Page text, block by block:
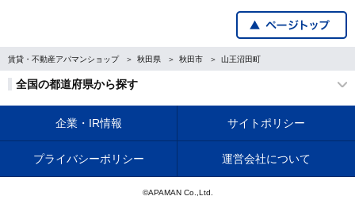
賃貸・不動産アパマンショップ 秋田県 秋田市 山王沼田町
全国の都道府県から探す
企業・IR情報 サイトポリシー
プライバシーポリシー 運営会社について
©APAMAN Co.,Ltd.